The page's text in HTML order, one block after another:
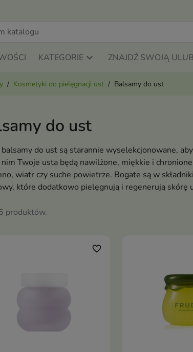
KATEGORIE ZNAJDŹ SWOJĄ
Kosmetyki do pielęgnacji ust Balsamy do ust
do ust
balsamy do ust są starannie wyselekcjonowane,
Twoje usta będą nawilżone, miękkie i
wiatr czy suche powietrze. Bogate są w
które dodatkowo pielęgnują i regenerują skórę
produktów.
favorite_border